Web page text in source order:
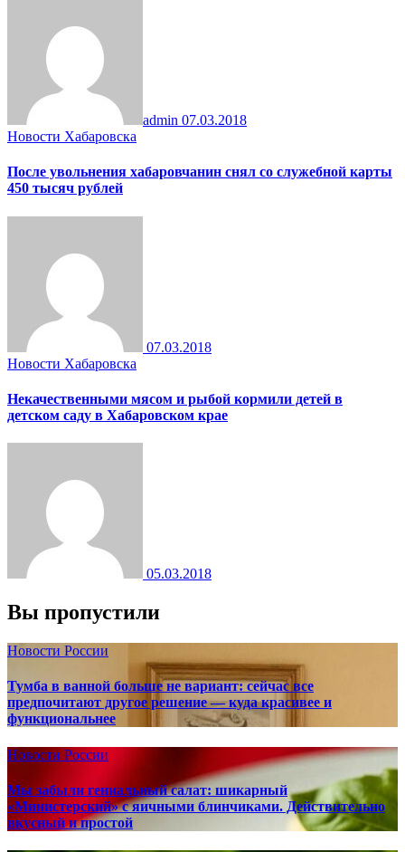
admin 07.03.2018
Новости Хабаровска
После увольнения хабаровчанин снял со служебной карты
450 тысяч рублей
07.03.2018
Новости Хабаровска
Некачественными мясом и рыбой кормили детей в
детском саду в Хабаровском крае
05.03.2018
Вы пропустили
Новости России
Тумба в ванной больше не вариант: сейчас все
предпочитают другое решение — куда красивее и
функциональнее
Новости России
Мы забыли гениальный салат: шикарный
«Министерский» с яичными блинчиками. Действительно
вкусный и простой